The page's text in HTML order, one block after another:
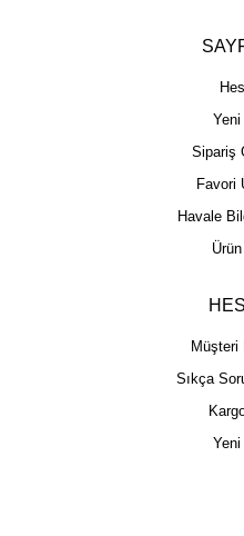
Sipariş
Favori
Havale
Müşteri
Sıkça